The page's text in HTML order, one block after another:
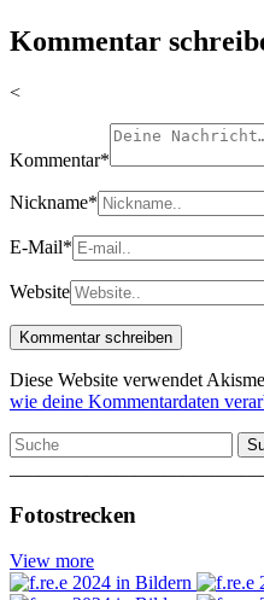
Kommentar
<
Kommentar*
Nickname*
E-Mail*
Website
Diese Website verwendet
wie deine Kommentardaten
Suche
Fotostrecken
View more